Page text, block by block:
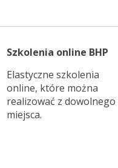
Szkolenia online BHP
Elastyczne szkolenia
online, które można
realizować z dowolnego
miejsca.